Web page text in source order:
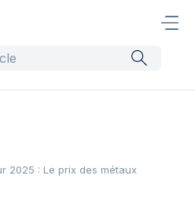
2025 : Le prix des métaux